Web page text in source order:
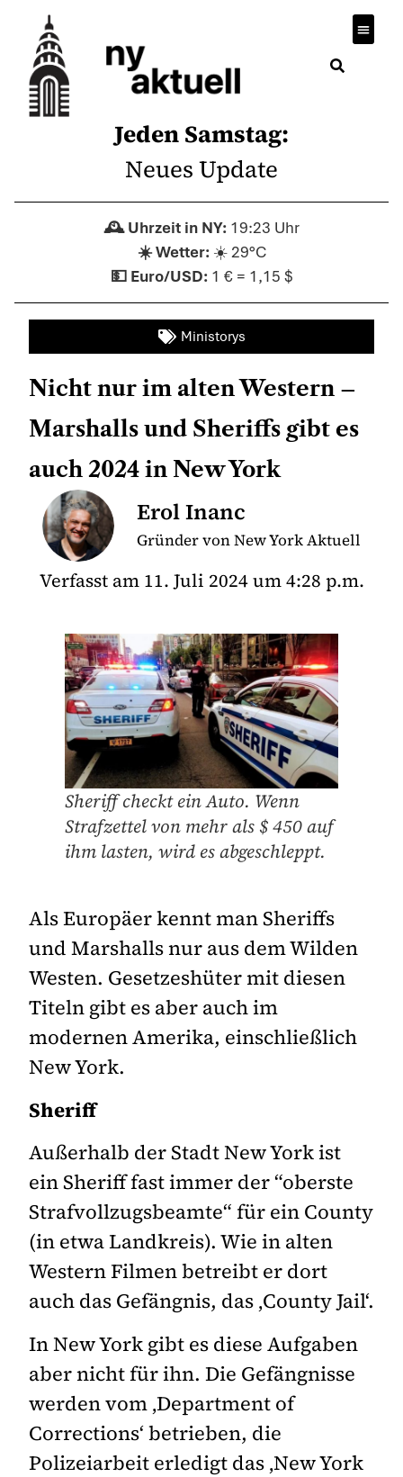
Jeden Samstag:
Neues Update
19:23 Uhr
☀️ 29°C
1 € = 1,15 $
Ministorys
Nicht nur im alten Western –
Marshalls und Sheriffs gibt es
auch 2024 in New York
Erol Inanc
Gründer von New York Aktuell
Verfasst am 11. Juli 2024um4:28 p.m.
Sheriff checkt ein Auto. Wenn
Strafzettel von mehr als $ 450 auf
ihm lasten, wird es abgeschleppt.
Als Europäer kennt man Sheriffs
und Marshalls nur aus dem Wilden
Westen. Gesetzeshüter mit diesen
Titeln gibt es aber auch im
modernen Amerika, einschließlich
New York.
Sheriff
Außerhalb der Stadt New York ist
ein Sheriff fast immer der “oberste
Strafvollzugsbeamte“ für ein County
(in etwa Landkreis). Wie in alten
Western Filmen betreibt er dort
auch das Gefängnis, das ‚County Jail‘.
In New York gibt es diese Aufgaben
aber nicht für ihn. Die Gefängnisse
werden vom ‚Department of
Corrections‘ betrieben, die
Polizeiarbeit erledigt das ‚New York